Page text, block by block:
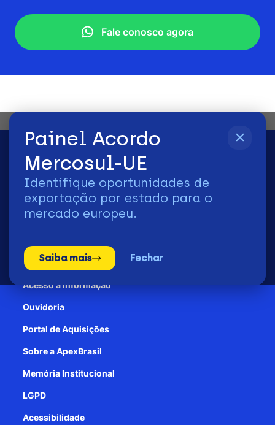
Fale conosco agora
Painel Acordo
Mercosul-UE
Identifique oportunidades de
exportação por estado para o
mercado europeu.
Saiba mais Fechar
2026 | © Todos os Direitos Reservados - ApexBrasil
Patrocínio
Acesso à informação
Ouvidoria
Portal de Aquisições
Sobre a ApexBrasil
Memória Institucional
LGPD
Acessibilidade